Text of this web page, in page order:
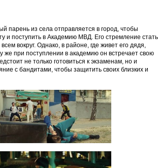
парень из села отправляется в город, чтобы
и поступить в Академию МВД. Его стремление стать
вокруг. Однако, в районе, где живет его дядя,
же при поступлении в академию он встречает свою
не только готовиться к экзаменам, но и
с бандитами, чтобы защитить своих близких и